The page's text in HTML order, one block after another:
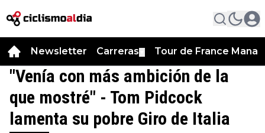
Newsletter Carreras Tour de France
"Venía con más ambición de la
que mostré" - Tom Pidcock
lamenta su pobre Giro de Italia